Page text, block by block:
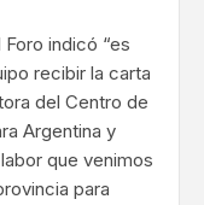
indicó “es
recibir la carta
del Centro de
Argentina y
que venimos
para